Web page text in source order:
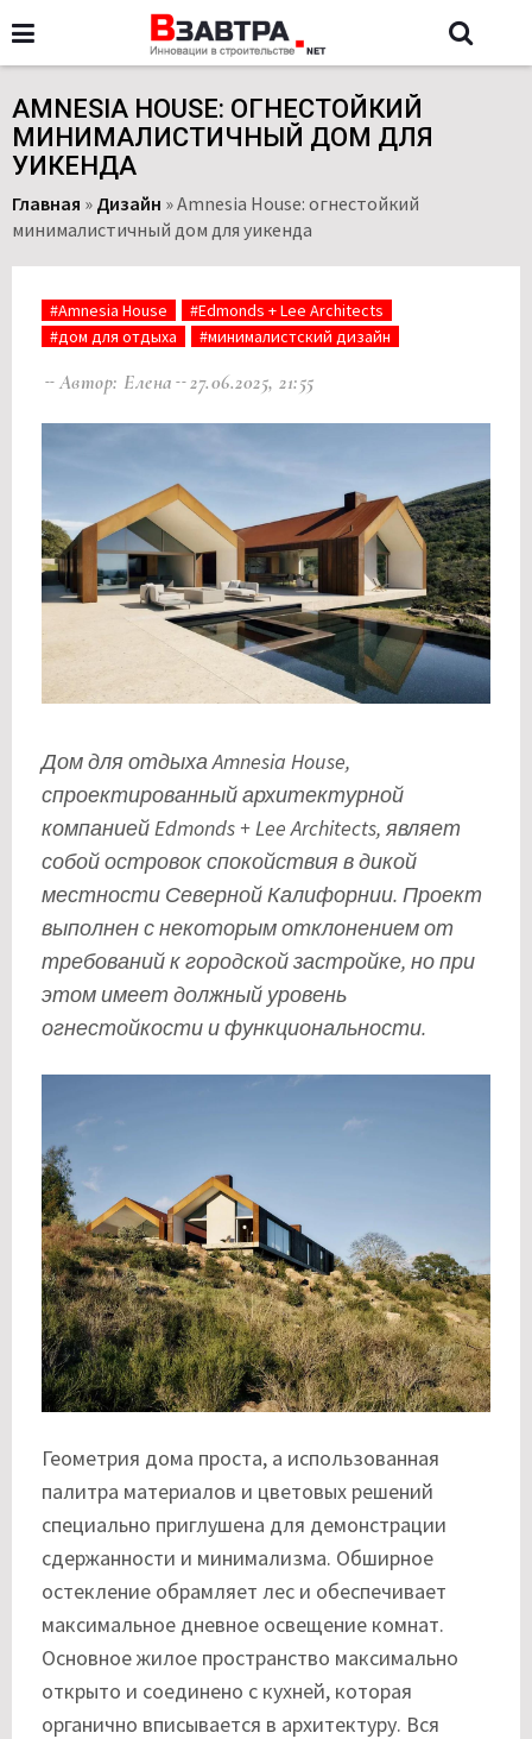
AMNESIA HOUSE: ОГНЕСТОЙКИЙ
МИНИМАЛИСТИЧНЫЙ ДОМ ДЛЯ
УИКЕНДА
Главная » Дизайн »Amnesia House: огнестойкий
минималистичный дом для уикенда
#Amnesia House
#Edmonds + Lee Architects
#дом для отдыха
#минималистский дизайн
Автор: Елена 27.06.2025, 21:55
Дом для отдыха Amnesia House,
спроектированный архитектурной
компанией Edmonds + Lee Architects, являет
собой островок спокойствия в дикой
местности Северной Калифорнии. Проект
выполнен с некоторым отклонением от
требований к городской застройке, но при
этом имеет должный уровень
огнестойкости и функциональности.
Геометрия дома проста, а использованная
палитра материалов и цветовых решений
специально приглушена для демонстрации
сдержанности и минимализма. Обширное
остекление обрамляет лес и обеспечивает
максимальное дневное освещение комнат.
Основное жилое пространство максимально
открыто и соединено с кухней, которая
органично вписывается в архитектуру. Вся